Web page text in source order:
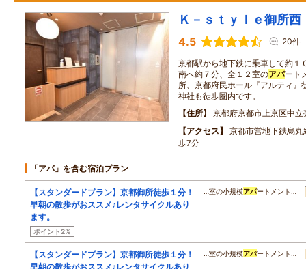
Ｋ－ｓｔｙｌｅ御所西
4.5 20件
京都駅から地下鉄に乗車して約１
南へ約７分、全１２室のアパート
所、京都府民ホール『アルティ』
神社も徒歩圏内です。
住所
京都府京都市上京区中
アクセス
京都市営地下鉄烏
歩7分
「アパ」を含む宿泊プラン
【スタンダードプラン】京都御所徒歩１分！
早朝の散歩がおススメ♪レンタサイクルあり
ます。
ポイント2%
…室の小規模アパートメント…
【スタンダードプラン】京都御所徒歩１分！
早朝の散歩がおススメ♪レンタサイクルあり
…室の小規模アパートメント…